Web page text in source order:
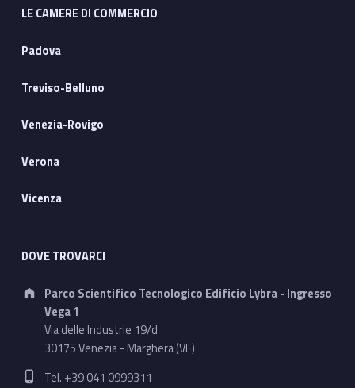
LE CAMERE DI COMMERCIO
Padova
Treviso-Belluno
Venezia-Rovigo
Verona
Vicenza
DOVE TROVARCI
Address:
Parco Scientifico Tecnologico Edificio Lybra - Ingresso
Vega 1
Via delle Industrie 19/d
30175 Venezia - Marghera (VE)
Phone number:
Tel. +39 041 0999311